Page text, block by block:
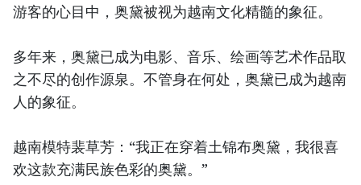
游客的心目中，奥黛被视为越南文化精髓的象征。
多年来，奥黛已成为电影、音乐、绘画等艺术作品取
之不尽的创作源泉。不管身在何处，奥黛已成为越南
人的象征。
越南模特裴草芳：“我正在穿着土锦布奥黛，我很喜
欢这款充满民族色彩的奥黛。”